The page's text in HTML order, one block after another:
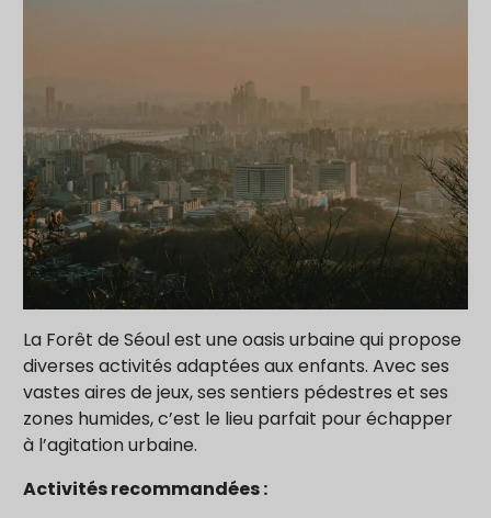
La Forêt de Séoul est une oasis urbaine qui propose
diverses activités adaptées aux enfants. Avec ses
vastes aires de jeux, ses sentiers pédestres et ses
zones humides, c’est le lieu parfait pour échapper
à l’agitation urbaine.
Activités recommandées :